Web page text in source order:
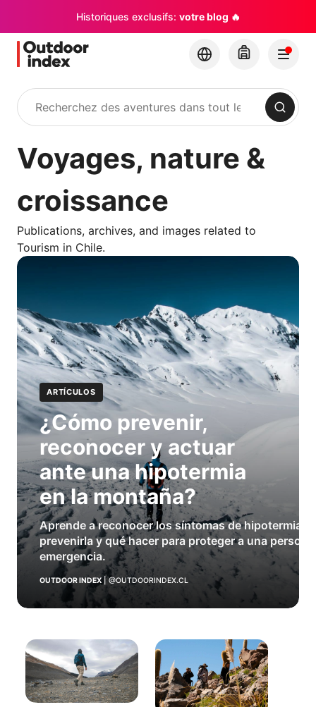
Historiques exclusifs: votre blog 🔥
Rechercher
Voyages, nature &
croissance
Publications, archives, and images related to
Tourism in Chile.
ARTÍCULOS
¿Cómo prevenir,
reconocer y actuar
ante una hipotermia
en la montaña?
Aprende a reconocer los síntomas de hipotermia
prevenirla y qué hacer para proteger a una
emergencia.
OUTDOOR INDEX| @OUTDOORINDEX.CL